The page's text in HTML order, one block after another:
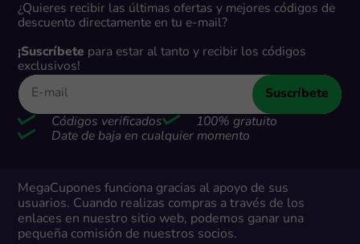
¿Quieres recibir las últimas ofertas y mejores códigos de
descuento directamente en tu e-mail?
¡Suscríbete para estar al tanto y recibir los códigos
exclusivos!
Suscríbete
Códigos verificados
100% gratuito
Date de baja en cualquier momento
MegaCupones funciona gracias al apoyo de sus
usuarios. Cuando realizas compras a través de los
enlaces en nuestro sitio web, podemos ganar una
pequeña comisión de nuestros socios.